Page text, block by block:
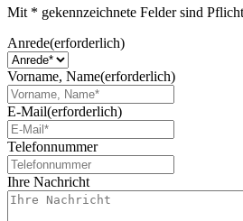
Mit * gekennzeichnete Felder sind
Anrede(erforderlich)
Vorname, Name(erforderlich)
E-Mail(erforderlich)
Telefonnummer
Ihre Nachricht